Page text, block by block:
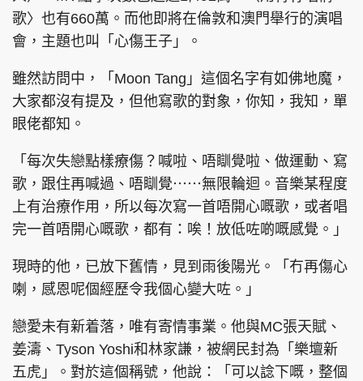
歌〉也有660萬。而他即將在倫敦和澳門舉行的演唱
會，主題也叫「心傷王子」。
雖然訪問中，「Moon Tang」這個名字有如佛地魔，
大家都沒有提及，但他寫歌的對象，你知，我知，單
眼佬都知。
「每次失戀點樣療傷？喊啦、唔瞓覺啦、做運動、寫
歌，跟住再喊過、唔瞓覺⋯⋯無限輪迴。音樂某程度
上有治療作用，所以每次寫一首唔開心嘅歌，或者唱
完一首唔開心嘅歌，都有：唉！放低咗啲嘅感覺。」
現時的他，已放下舊情，見到雨後陽光。「冇再傷心
喇，感恩呢個經歷令我個心變大咗。」
戀愛未有新着落，唯有寄情事業。他與MC張天賦、
姜濤、Tyson Yoshi和林家謙，被網民封為「樂壇新
五虎」。對於這個稱號，他說：「可以諗下嘅，整個